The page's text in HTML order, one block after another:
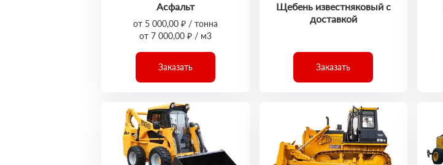
Асфальт
от 5 000,00 ₽ / тонна
от 7 000,00 ₽ / м3
Заказать
Щебень известняковый с
доставкой
Заказать